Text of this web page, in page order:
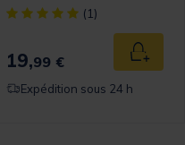
Rating
panier
[object Object] out of 5
(1)
19,99 €
Expédition sous 24 h